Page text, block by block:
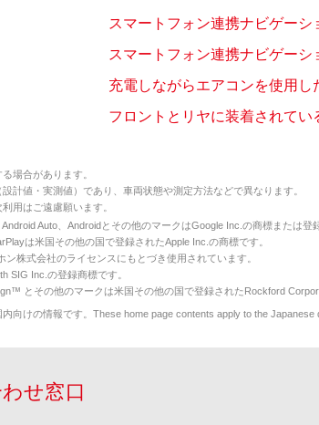
スマートフォン連携ナビゲー
スマートフォン連携ナビゲー
充電しながらエアコンを使用
フロントとリヤに装着されて
場合があります。
計値・実測値）であり、車両状態や測定方法などで異なります。
用はご遠慮願います。
Auto、Androidとその他のマークはGoogle Inc.の商標または登
は米国その他の国で登録されたApple Inc.の商標です。
ン株式会社のライセンスにもとづき使用されています。
SIG Inc.の登録商標です。
とその他のマークは米国その他の国で登録されたRockford
向けの情報です。These home page contents apply to the Japanese
せ窓口